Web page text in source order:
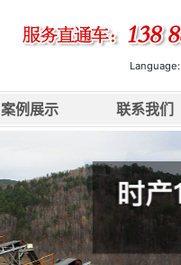
Language:
案例展示 联系我们